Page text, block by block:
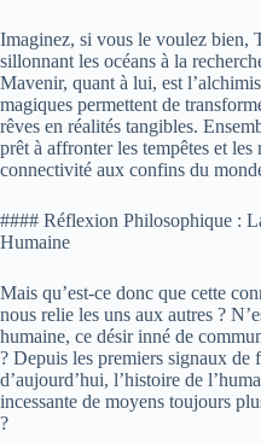
Imaginez, si vous le voulez bien,
sillonnant les océans à la
Mavenir, quant à lui, est
magiques permettent de
rêves en réalités tangibles.
prêt à affronter les tempêtes et
connectivité aux confins du
#### Réflexion Philosophique :
Humaine
Mais qu’est-ce donc que cette
nous relie les uns aux autres ?
humaine, ce désir inné de
? Depuis les premiers signaux de
d’aujourd’hui, l’histoire de
incessante de moyens toujours
?